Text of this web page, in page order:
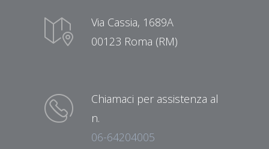
Via Cassia, 1689A
00123 Roma (RM)
Chiamaci per assistenza al
n.
06-64204005